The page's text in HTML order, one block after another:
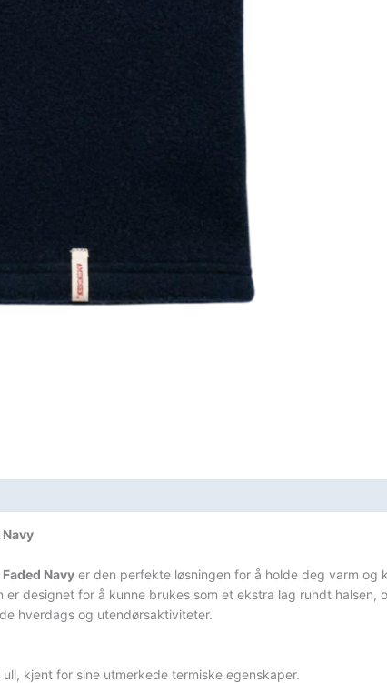
Faded Navy er den perfekte løsningen for å holde deg varm og
er designet for å kunne brukes som et ekstra lag rundt
hverdags og utendørsaktiviteter.
ull, kjent for sine utmerkede termiske egenskaper.